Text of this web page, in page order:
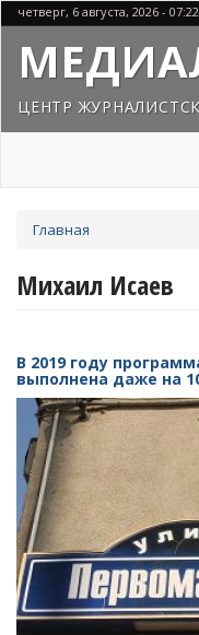
Перейти
к
основному
содержанию
четверг, 6 августа, 2026 - 07:22
ЦЕНТР
здесь
Главная
Михаил Исаев
В 2019 году
выполнена даже на